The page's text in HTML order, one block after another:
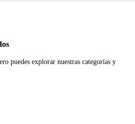
puedes explorar nuestras categorías y